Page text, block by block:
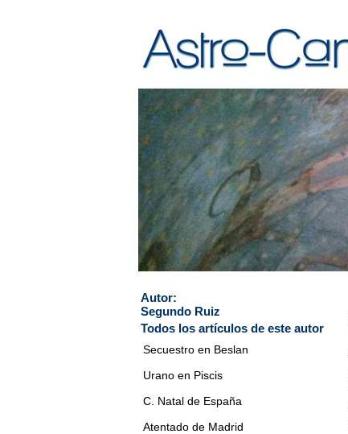
Autor:
Segundo Ruiz
Todos los artículos de este autor
Secuestro en Beslan
Urano en Piscis
C. Natal de España
Atentado de Madrid